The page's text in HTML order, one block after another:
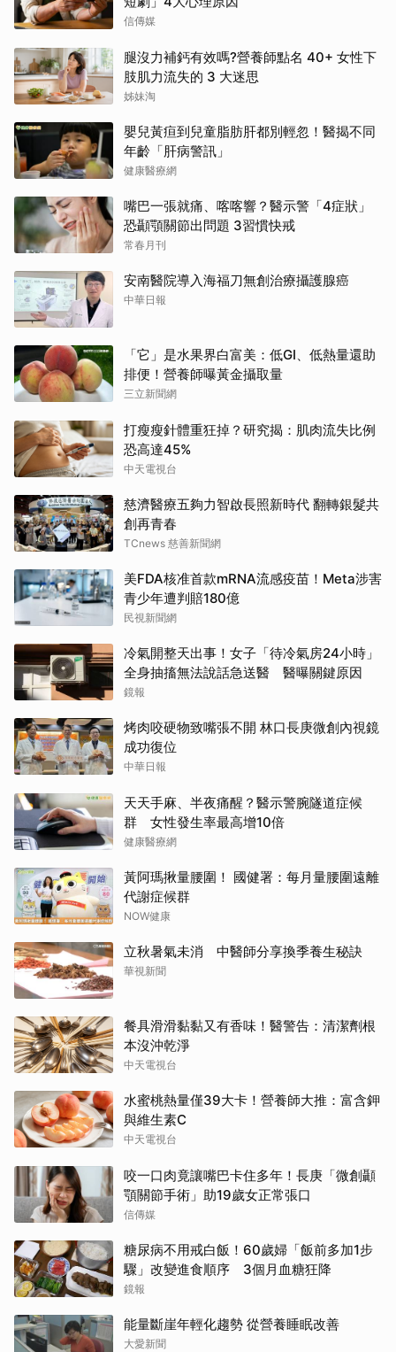
信傳媒
腿沒力補鈣有效嗎?營養師點名 40+ 女性下
肢肌力流失的 3 大迷思
姊妹淘
嬰兒黃疸到兒童脂肪肝都別輕忽！醫揭不同
年齡「肝病警訊」
健康醫療網
嘴巴一張就痛、喀喀響？醫示警「4症狀」
恐顳顎關節出問題 3習慣快戒
常春月刊
安南醫院導入海福刀無創治療攝護腺癌
中華日報
「它」是水果界白富美：低GI、低熱量還助
排便！營養師曝黃金攝取量
三立新聞網
打瘦瘦針體重狂掉？研究揭：肌肉流失比例
恐高達45%
中天電視台
慈濟醫療五夠力智啟長照新時代 翻轉銀髮共
創再青春
TCnews 慈善新聞網
美FDA核准首款mRNA流感疫苗！Meta涉害
青少年遭判賠180億
民視新聞網
冷氣開整天出事！女子「待冷氣房24小時」
全身抽搐無法說話急送醫 醫曝關鍵原因
鏡報
烤肉咬硬物致嘴張不開 林口長庚微創內視鏡
成功復位
中華日報
天天手麻、半夜痛醒？醫示警腕隧道症候
群 女性發生率最高增10倍
健康醫療網
黃阿瑪揪量腰圍！ 國健署：每月量腰圍遠離
代謝症候群
NOW健康
立秋暑氣未消 中醫師分享換季養生秘訣
華視新聞
餐具滑滑黏黏又有香味！醫警告：清潔劑根
本沒沖乾淨
中天電視台
水蜜桃熱量僅39大卡！營養師大推：富含鉀
與維生素C
中天電視台
咬一口肉竟讓嘴巴卡住多年！長庚「微創顳
顎關節手術」助19歲女正常張口
信傳媒
糖尿病不用戒白飯！60歲婦「飯前多加1步
驟」改變進食順序 3個月血糖狂降
鏡報
能量斷崖年輕化趨勢 從營養睡眠改善
大愛新聞